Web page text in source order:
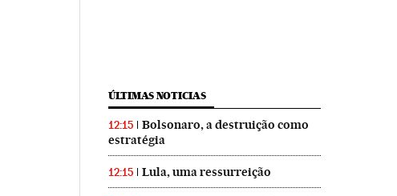
ÚLTIMAS NOTICIAS
12:15
Bolsonaro, a destruição como
estratégia
12:15 Lula, uma ressurreição